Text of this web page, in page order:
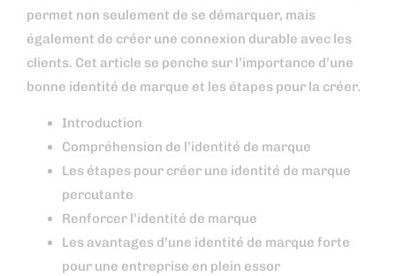
permet non seulement de se démarquer, mais
également de créer une connexion durable avec les
clients. Cet article se penche sur l’importance d’une
bonne identité de marque et les étapes pour la créer.
Introduction
Compréhension de l’identité de marque
Les étapes pour créer une identité de marque
percutante
Renforcer l’identité de marque
Les avantages d’une identité de marque forte
pour une entreprise en plein essor